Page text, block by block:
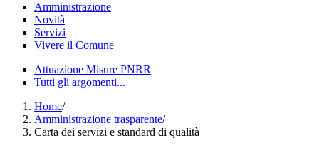
Amministrazione
Novità
Servizi
Vivere il Comune
Attuazione Misure PNRR
Tutti gli argomenti...
Home/
Amministrazione trasparente/
Carta dei servizi e standard di qualità